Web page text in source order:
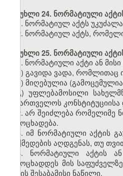
მუხლი 24. ნორმატიული
1. ნორმატიულ აქტს
2. ნორმატიულ აქტს,
მუხლი 25. ნორმატიული
1. ნორმატიული აქტი ან
ა) გავიდა ვადა,
ბ) მიღებულია
გ) უფლებამოსილი
საქართველოს
2. არ შეიძლება რომელიმე
გამოცხადება.
3. იმ ნორმატიული აქტის
მოქმედების აღდგენას, თუ
4. ნორმატიული აქტის
გამოცხადდეს მის
აქტის შესაბამისი ნაწილი.